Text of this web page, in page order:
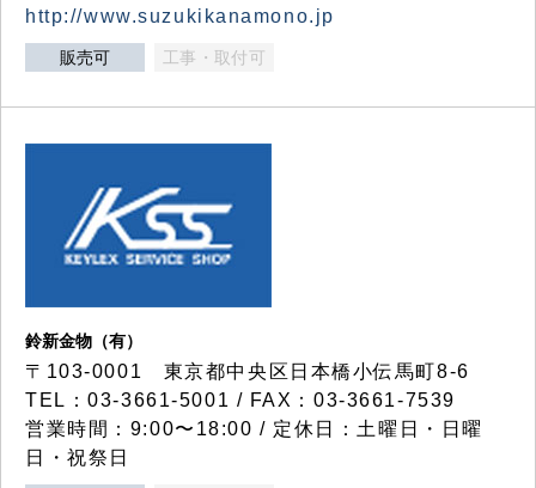
http://www.suzukikanamono.jp
販売可 工事・取付可
鈴新金物（有）
〒103-0001 東京都中央区日本橋小伝馬町8-6
TEL：03-3661-5001 / FAX：03-3661-7539
営業時間：9:00〜18:00 / 定休日：土曜日・日曜
日・祝祭日